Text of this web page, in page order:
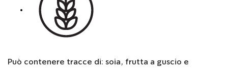
Può contenere tracce di: soia, frutta a guscio e